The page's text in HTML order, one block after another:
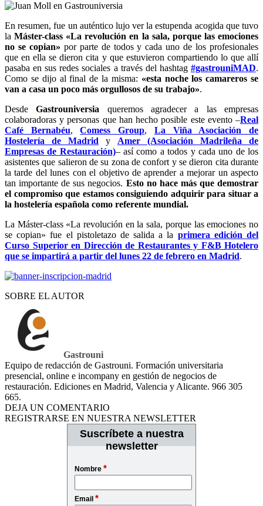
En resumen, fue un auténtico lujo ver la estupenda acogida que tuvo
laMáster-class «La revolución en la sala, porque las emociones
no se copian» por parte de todos y cada uno de los profesionales
que en ella se dieron cita y que estuvieron compartiendo lo que allí
pasaba en sus redes sociales a través del hashtag #gastrouniMAD.
Como se dijo al final de la misma: «esta noche los camareros se
van a casa un poco más orgullosos de su trabajo».
DesdeGastrouniversia queremos agradecer a las empresas
colaboradoras y personas que han hecho posible este evento –Real
Café Bernabéu,Comess Group, La Viña Asociación de
Hostelería de Madrid y Amer (Asociación Madrileña de
Empresas de Restauración)– así como a todos y cada uno de los
asistentes que salieron de su zona de confort y se dieron cita durante
la tarde del lunes con el objetivo de aprender a mejorar un aspecto
tan importante de sus negocios. Esto no hace más que demostrar
el compromiso que estamos consiguiendo adquirir para situar a
la hostelería española como referente mundial.
La Máster-class «La revolución en la sala, porque las emociones no
se copian» fue el pistoletazo de salida a la primera edición del
Curso Superior en Dirección de Restaurantes y F&B Hotelero
que se impartirá a partir del lunes 22 de febrero en Madrid.
SOBRE EL AUTOR
Gastrouni
Equipo de redacción de Gastrouni. Formación universitaria
presencial, online e incompany en gestión de negocios de
restauración. Ediciones en Madrid, Valencia y Alicante. 966 305
665.
DEJA UN COMENTARIO
REGISTRARSE EN NUESTRA NEWSLETTER
Suscríbete a nuestra
newsletter
Nombre *
Email *